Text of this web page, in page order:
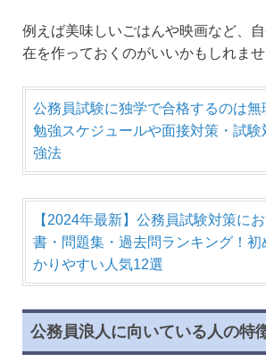
例えば美味しいごはんや映画など、
在を作っておくのがいいかもしれませ
公務員試験に独学で合格するのは
勉強スケジュールや面接対策・試
強法
【2024年最新】公務員試験対策に
書・問題集・過去問ランキング！初
かりやすい人気12選
公務員浪人に向いている人の特